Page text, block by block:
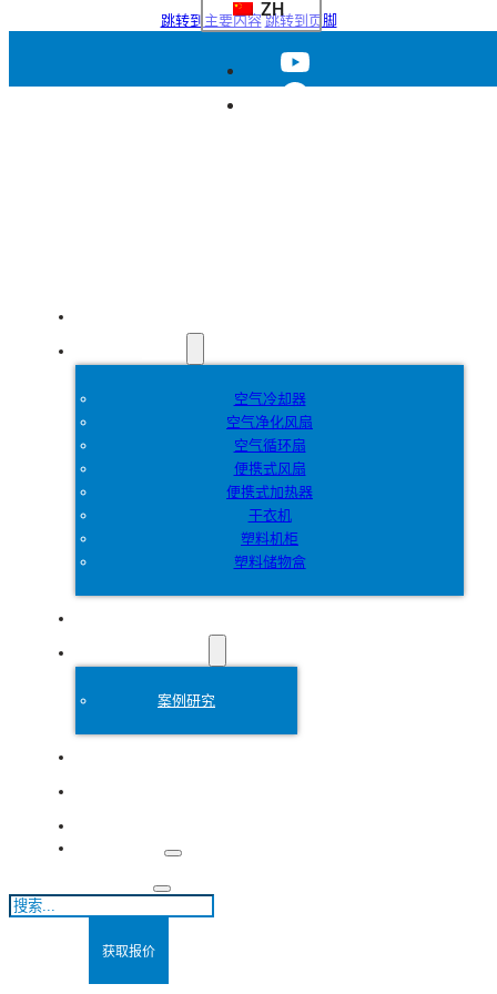
跳转到主要内容跳转到页脚
ZH
空气冷却器
空气净化风扇
空气循环扇
便携式风扇
便携式加热器
干衣机
塑料机柜
塑料储物盒
案例研究
搜
获取报价